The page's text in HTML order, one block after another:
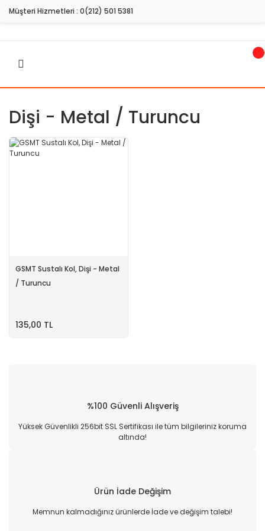
Müşteri Hizmetleri : 0(212) 501 5381
Dişi - Metal / Turuncu
GSMT Sustalı Kol, Dişi - Metal
/ Turuncu
135,00 TL
%100 Güvenli Alışveriş
Yüksek Güvenlikli 256bit SSL Sertifikası ile tüm bilgileriniz koruma
altında!
Ürün İade Değişim
Memnun kalmadığınız ürünlerde İade ve değişim talebi!